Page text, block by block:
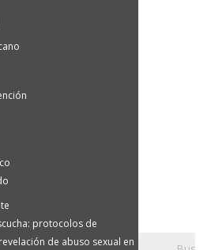
protocolos de
de abuso sexual en